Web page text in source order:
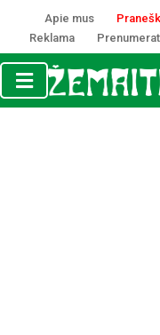
Apie mus
Reklama